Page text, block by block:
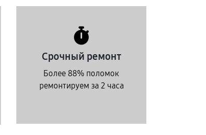
Срочный ремонт
Более 88% поломок
ремонтируем за 2 часа